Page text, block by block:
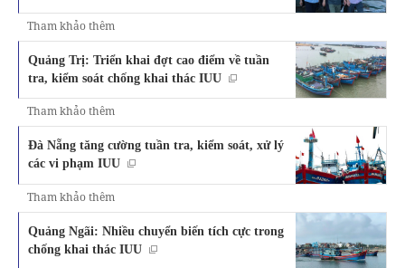
Tham khảo thêm
Quảng Trị: Triển khai đợt cao điểm về tuần
tra, kiểm soát chống khai thác IUU
Tham khảo thêm
Đà Nẵng tăng cường tuần tra, kiểm soát, xử lý
các vi phạm IUU
Tham khảo thêm
Quảng Ngãi: Nhiều chuyển biến tích cực trong
chống khai thác IUU